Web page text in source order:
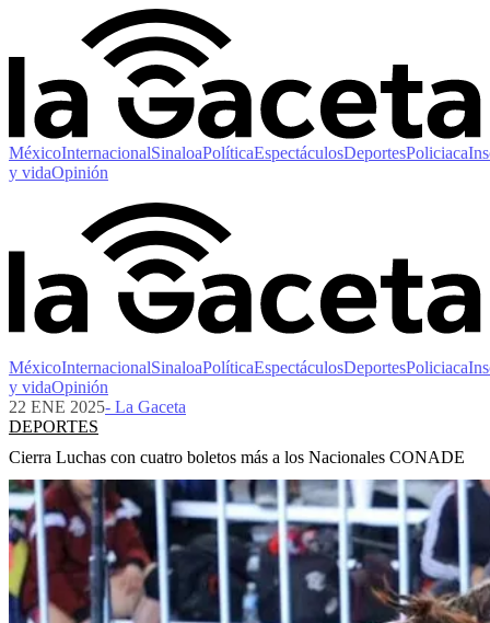
MéxicoInternacionalSinaloaPolíticaEspectáculosDeportesPoliciaca
y vidaOpinión
MéxicoInternacionalSinaloaPolíticaEspectáculosDeportesPoliciaca
y vidaOpinión
22 ENE 2025- La Gaceta
DEPORTES
Cierra Luchas con cuatro boletos más a los Nacionales CONADE